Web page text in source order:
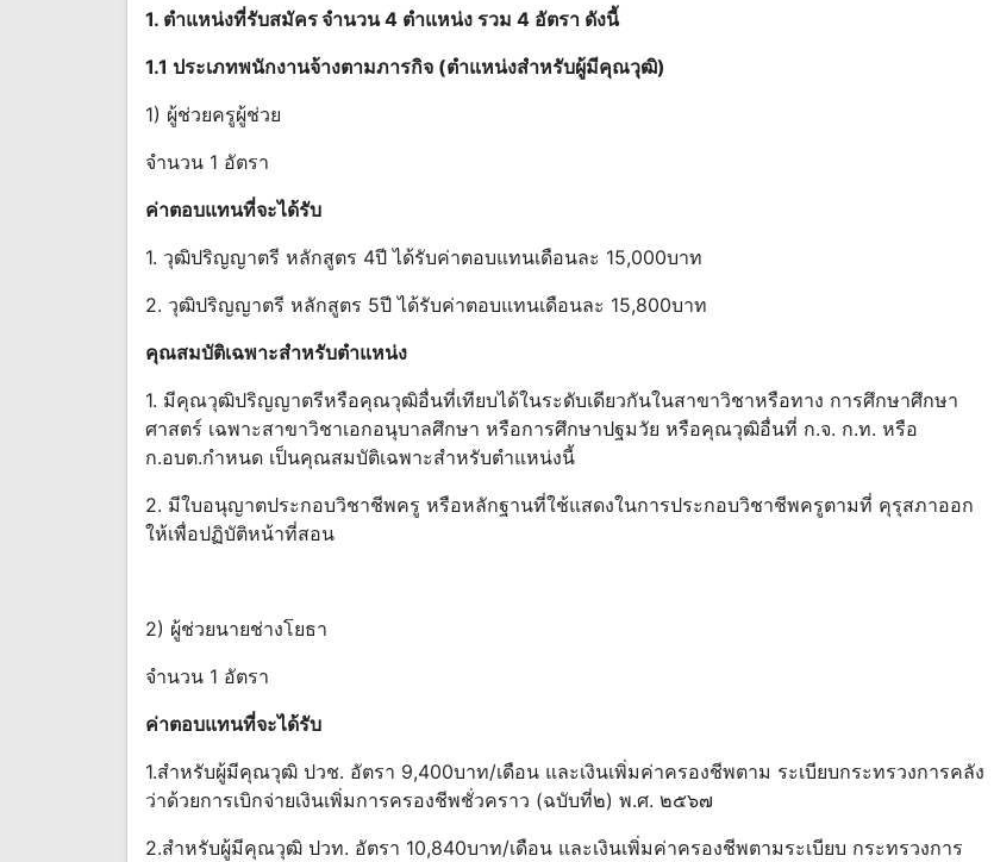
1. ตําแหน่งที่รับสมัครจํานวน 4 ตําแหน่ง รวม 4 อัตรา ดังนี้
1.1 ประเภทพนักงานจ้างตามภารกิจ (ตําแหน่งสําหรับผู้มีคุณวุฒิ)
1) ผู้ช่วยครูผู้ช่วย
จำนวน 1 อัตรา
ค่าตอบแทนที่จะได้รับ
1. วุฒิปริญญาตรี หลักสูตร 4ปี ได้รับค่าตอบแทนเดือนละ 15,000บาท
2. วุฒิปริญญาตรี หลักสูตร 5ปี ได้รับค่าตอบแทนเดือนละ 15,800บาท
คุณสมบัติเฉพาะสําหรับตําแหน่ง
1. มีคุณวุฒิปริญญาตรีหรือคุณวุฒิอื่นที่เทียบได้ในระดับเดียวกันในสาขาวิชาหรือทาง การศึกษาศึกษา
ศาสตร์ เฉพาะสาขาวิชาเอกอนุบาลศึกษา หรือการศึกษาปฐมวัย หรือคุณวุฒิอื่นที่ ก.จ. ก.ท. หรือ
ก.อบต.กําหนด เป็นคุณสมบัติเฉพาะสําหรับตําแหน่งนี้
2. มีใบอนุญาตประกอบวิชาชีพครู หรือหลักฐานที่ใช้แสดงในการประกอบวิชาชีพครูตามที่ คุรุสภาออก
ให้เพื่อปฏิบัติหน้าที่สอน
2) ผู้ช่วยนายช่างโยธา
จำนวน 1 อัตรา
ค่าตอบแทนที่จะได้รับ
1.สําหรับผู้มีคุณวุฒิ ปวช. อัตรา 9,400บาท/เดือน และเงินเพิ่มค่าครองชีพตาม ระเบียบกระทรวงการคลัง
ว่าด้วยการเบิกจ่ายเงินเพิ่มการครองชีพชั่วคราว (ฉบับที่๒) พ.ศ. ๒๕๖๗
2.สําหรับผู้มีคุณวุฒิ ปวท. อัตรา 10,840บาท/เดือน และเงินเพิ่มค่าครองชีพตามระเบียบ กระทรวงการ